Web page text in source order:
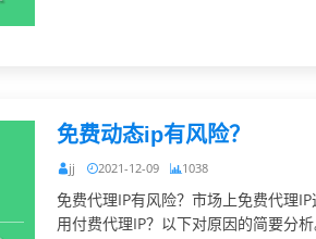
免费动态ip有风险？
jj 2021-12-09 1038
免费代理IP有风险？市场上免费代理
用付费代理IP？以下对原因的简要分析